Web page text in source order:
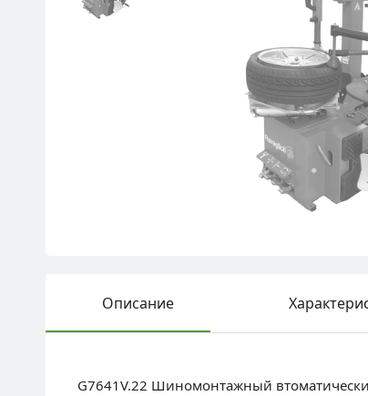
Описание
G7641V.22 Шиномонтажный